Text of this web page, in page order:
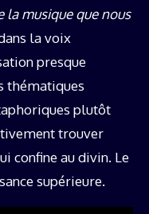
la musique que nous
la voix
presque
thématiques
plutôt
trouver
confine au divin. Le
supérieure.